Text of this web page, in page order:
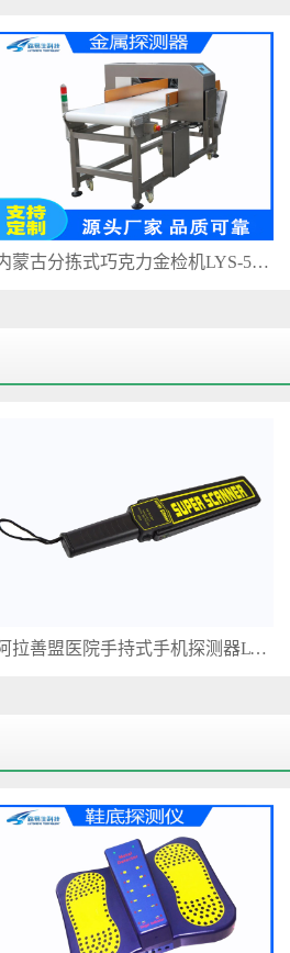
内蒙古分拣式巧克力金检机LYS-550B
阿拉善盟医院手持式手机探测器LYS-601